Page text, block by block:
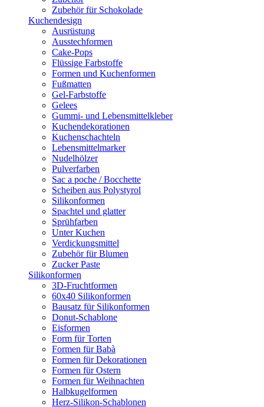
Zubehör für Schokolade
Kuchendesign
Ausrüstung
Ausstechformen
Cake-Pops
Flüssige Farbstoffe
Formen und Kuchenformen
Fußmatten
Gel-Farbstoffe
Gelees
Gummi- und Lebensmittelkleber
Kuchendekorationen
Kuchenschachteln
Lebensmittelmarker
Nudelhölzer
Pulverfarben
Sac a poche / Bocchette
Scheiben aus Polystyrol
Silikonformen
Spachtel und glatter
Sprühfarben
Unter Kuchen
Verdickungsmittel
Zubehör für Blumen
Zucker Paste
Silikonformen
3D-Fruchtformen
60x40 Silikonformen
Bausatz für Silikonformen
Donut-Schablone
Eisformen
Form für Torten
Formen für Babà
Formen für Dekorationen
Formen für Ostern
Formen für Weihnachten
Halbkugelformen
Herz-Silikon-Schablonen